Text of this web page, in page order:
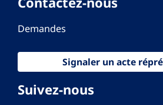
Demandes
Signaler un acte
Suivez-nous